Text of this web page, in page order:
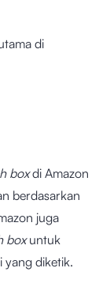
di
boxdi Amazon
berdasarkan
juga
boxuntuk
yang diketik.